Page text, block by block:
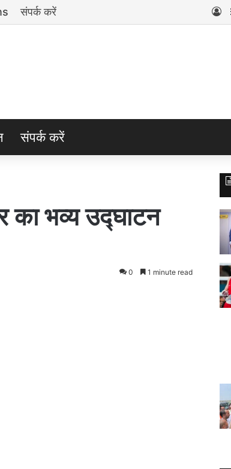
संपर्क करें
संपर्क करें
भव्य उद्घाटन
0 1 minute read